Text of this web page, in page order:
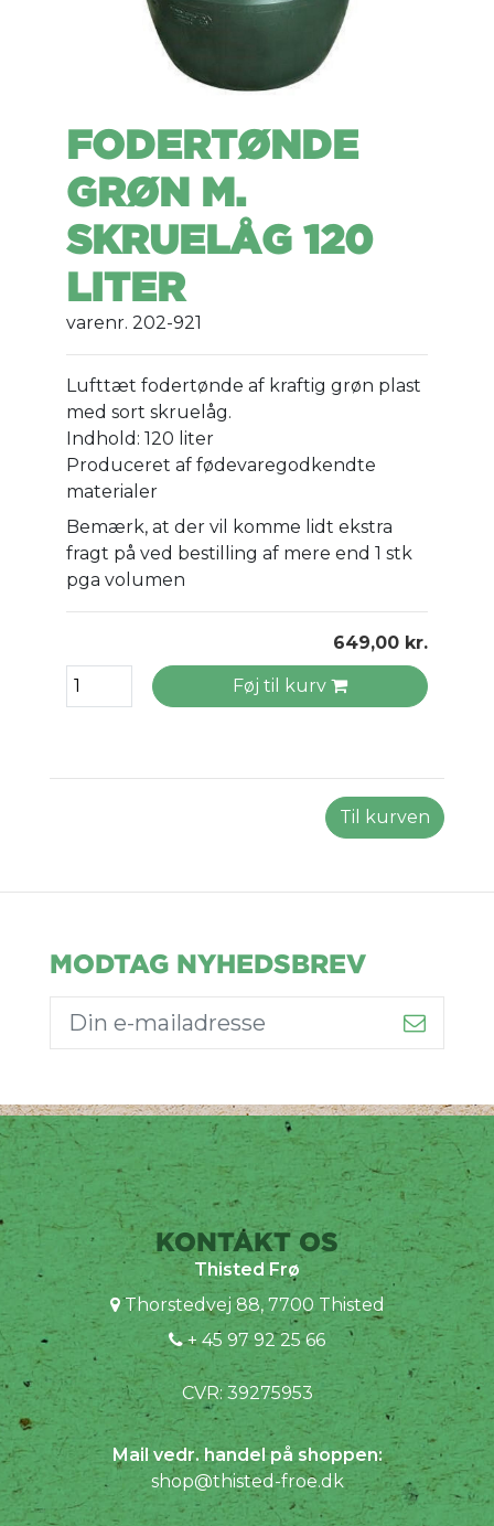
FODERTØNDE
GRØN M.
SKRUELÅG 120
LITER
varenr. 202-921
Lufttæt fodertønde af kraftig grøn plast
med sort skruelåg.
Indhold: 120 liter
Produceret af fødevaregodkendte
materialer
Bemærk, at der vil komme lidt ekstra
fragt på ved bestilling af mere end 1 stk
pga volumen
649,00 kr.
Føj til kurv
Til kurven
MODTAG NYHEDSBREV
KONTAKT OS
Thisted Frø
Thorstedvej 88, 7700 Thisted
+ 45 97 92 25 66
CVR: 39275953
Mail vedr. handel på shoppen:
shop@thisted-froe.dk